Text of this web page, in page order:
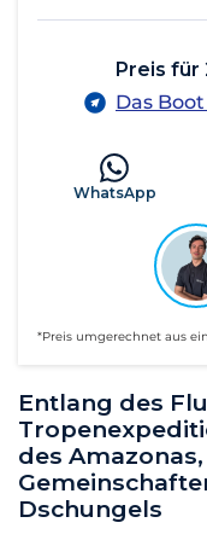
Entlang des
des
Dschungels
Preis für
Das
WhatsApp
*Preis umgerechnet aus